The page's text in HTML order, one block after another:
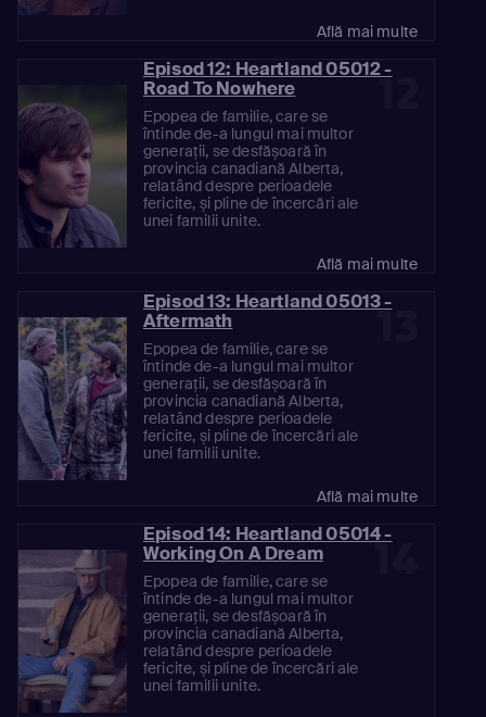
Află mai multe
12
Episod 12: Heartland 05012 -
Road To Nowhere
Epopea de familie, care se
întinde de-a lungul mai multor
generații, se desfășoară în
provincia canadiană Alberta,
relatând despre perioadele
fericite, și pline de încercări ale
unei familii unite.
Află mai multe
13
Episod 13: Heartland 05013 -
Aftermath
Epopea de familie, care se
întinde de-a lungul mai multor
generații, se desfășoară în
provincia canadiană Alberta,
relatând despre perioadele
fericite, și pline de încercări ale
unei familii unite.
Află mai multe
14
Episod 14: Heartland 05014 -
Working On A Dream
Epopea de familie, care se
întinde de-a lungul mai multor
generații, se desfășoară în
provincia canadiană Alberta,
relatând despre perioadele
fericite, și pline de încercări ale
unei familii unite.